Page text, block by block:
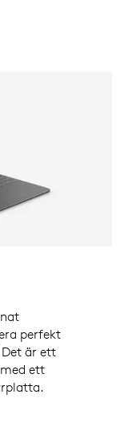
perfekt
Det är ett
ett